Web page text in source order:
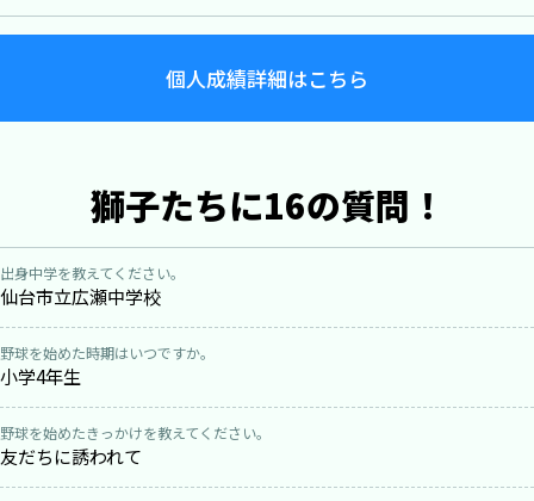
個人成績詳細はこちら
獅子たちに16の質問！
出身中学を教えてください。
仙台市立広瀬中学校
野球を始めた時期はいつですか。
小学4年生
野球を始めたきっかけを教えてください。
友だちに誘われて